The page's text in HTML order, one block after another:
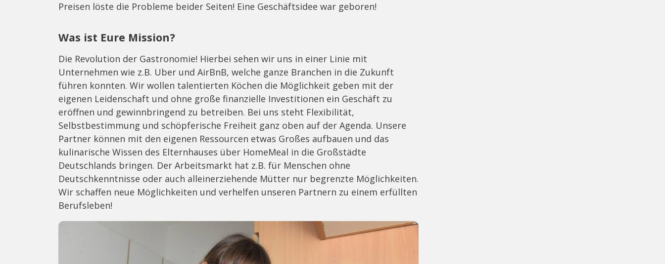
Preisen löste die Probleme beider Seiten! Eine Geschäftsidee war geboren!
Was ist Eure Mission?
Die Revolution der Gastronomie! Hierbei sehen wir uns in einer Linie mit
Unternehmen wie z.B. Uber und AirBnB, welche ganze Branchen in die Zukunft
führen konnten. Wir wollen talentierten Köchen die Möglichkeit geben mit der
eigenen Leidenschaft und ohne große finanzielle Investitionen ein Geschäft zu
eröffnen und gewinnbringend zu betreiben. Bei uns steht Flexibilität,
Selbstbestimmung und schöpferische Freiheit ganz oben auf der Agenda. Unsere
Partner können mit den eigenen Ressourcen etwas Großes aufbauen und das
kulinarische Wissen des Elternhauses über HomeMeal in die Großstädte
Deutschlands bringen. Der Arbeitsmarkt hat z.B. für Menschen ohne
Deutschkenntnisse oder auch alleinerziehende Mütter nur begrenzte Möglichkeiten.
Wir schaffen neue Möglichkeiten und verhelfen unseren Partnern zu einem erfüllten
Berufsleben!